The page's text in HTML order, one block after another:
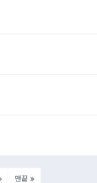
맨끝